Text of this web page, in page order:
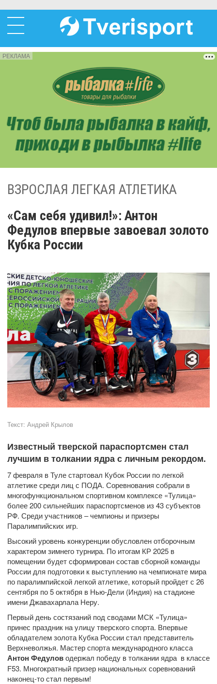
РЕКЛАМА
ВЗРОСЛАЯ ЛЕГКАЯ АТЛЕТИКА
«Сам себя удивил!»: Антон
Федулов впервые завоевал золото
Кубка России
Текст: Андрей Крылов
Известный тверской параспортсмен стал
лучшим в толкании ядра с личным рекордом.
7 февраля в Туле стартовал Кубок России по легкой
атлетике среди лиц с ПОДА. Соревнования собрали в
многофункциональном спортивном комплексе «Тулица»
более 200 сильнейших параспортсменов из 43 субъектов
РФ. Среди участников – чемпионы и призеры
Паралимпийских игр.
Высокий уровень конкуренции обусловлен отборочным
характером зимнего турнира. По итогам КР 2025 в
помещении будет сформирован состав сборной команды
России для подготовки к выступлению на чемпионате мира
по паралимпийской легкой атлетике, который пройдет с 26
сентября по 5 октября в Нью-Дели (Индия) на стадионе
имени Джавахарлала Неру.
Первый день состязаний под сводами МСК «Тулица»
принес праздник на улицу тверского спорта. Впервые
обладателем золота Кубка России стал представитель
Верхневолжья. Мастер спорта международного класса
Антон Федуловодержал победу в толкании ядра в классе
F53. Многократный призер национальных соревнований
наконец-то стал первым!